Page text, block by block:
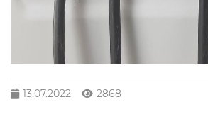
13.07.2022 2868